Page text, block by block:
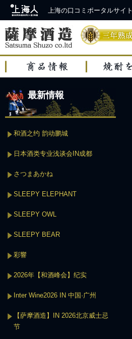
上海の口コミポータルサイト
最新情報
和酒之约 韵动鹏城
日本酒类专业浅谈会IN成都
さつまあかね
SLEEPY ELEPHANT
SLEEPY OWL
SLEEPY BEAR
彩響
2026年【和酒峰会】纪实
Inter Wine2026 IN 中国·广州
【萨摩酒造】IN 2026北京威士忌
节